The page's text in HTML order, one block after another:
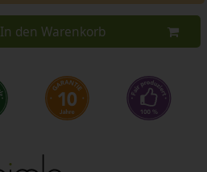
In den Warenkorb